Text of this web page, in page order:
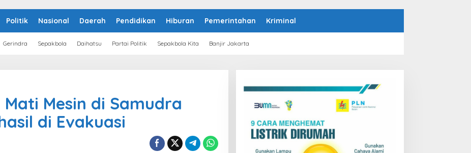
Politik Nasional Daerah Pendidikan Hiburan Pemerintahan Kriminal
Gerindra Sepakbola Daihatsu Partai Politik Sepakbola Kita Banjir Jakarta
Mesin di Samudra
di Evakuasi